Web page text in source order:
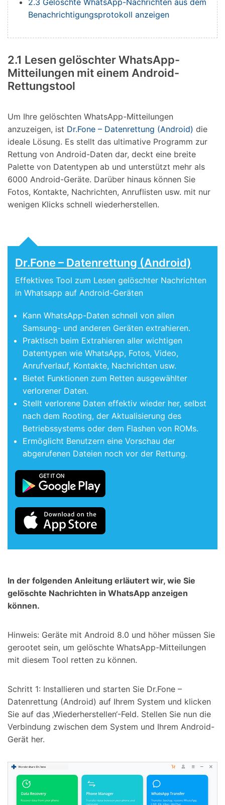
Benachrichtigungsprotokoll anzeigen
2.1 Lesen gelöschter WhatsApp-
Mitteilungen mit einem Android-
Rettungstool
Um Ihre gelöschten WhatsApp-Mitteilungen
anzuzeigen, ist Dr.Fone – Datenrettung (Android) die
ideale Lösung. Es stellt das ultimative Programm zur
Rettung von Android-Daten dar, deckt eine breite
Palette von Datentypen ab und unterstützt mehr als
6000 Android-Geräte. Darüber hinaus können Sie
Fotos, Kontakte, Nachrichten, Anruflisten usw. mit nur
wenigen Klicks schnell wiederherstellen.
Dr.Fone – Datenrettung (Android)
Effektives Tool zum Lesen gelöschter Nachrichten
in Whatsapp auf Android-Geräten
Kann WhatsApp-Daten schnell von allen
Samsung- und anderen Geräten extrahieren.
Praktisch beim Extrahieren aller wichtigen
Datentypen wie WhatsApp, Fotos, Video,
Anrufverlauf, Kontakte, Nachrichten usw.
Bietet Funktionen zum Retten ausgewählter
verlorener Daten.
Stellt verlorene Daten effektiv wieder her, selbst
nach dem Rooting, der Aktualisierung des
Betriebssystems oder dem Flashen von ROMs.
Ermöglicht Benutzern eine Vorschau der
abgerufenen Dateien noch vor der Rettung.
In der folgenden Anleitung erläutert wir, wie Sie
gelöschte Nachrichten in WhatsApp anzeigen
können.
Hinweis: Geräte mit Android 8.0 und höher müssen Sie
gerootet sein, um gelöschte WhatsApp-Mitteilungen
mit diesem Tool retten zu können.
Schritt 1: Installieren und starten Sie Dr.Fone –
Datenrettung (Android) auf Ihrem System und klicken
Sie auf das ‚Wiederherstellen‘-Feld. Stellen Sie nun die
Verbindung zwischen dem System und Ihrem Android-
Gerät her.